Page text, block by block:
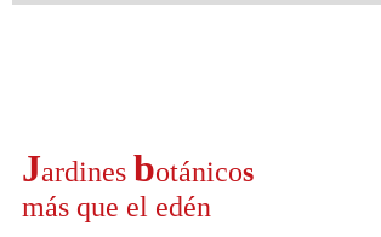
Jardines botánicos
más que el edén